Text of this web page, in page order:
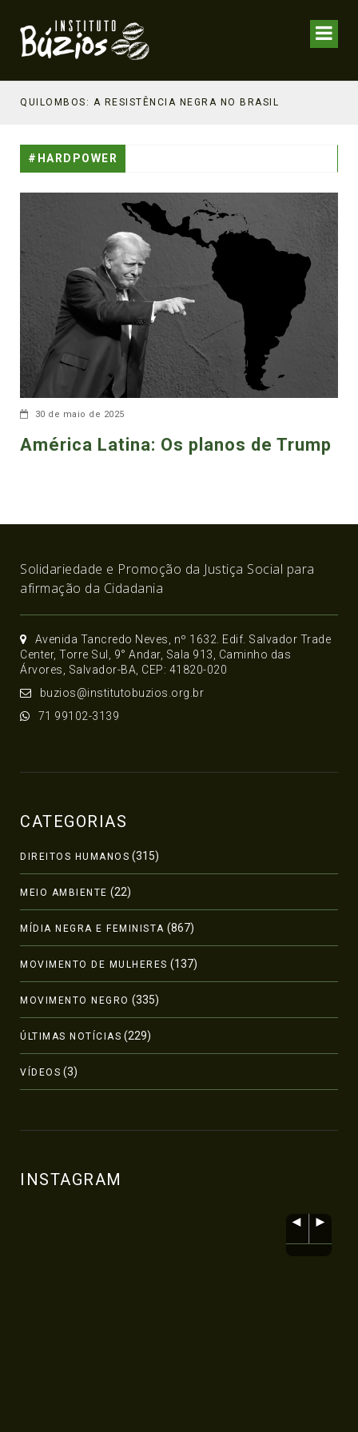
QUILOMBOS: A RESISTÊNCIA NEGRA NO BRASIL
#HARDPOWER
30 de maio de 2025
América Latina: Os planos de Trump
Solidariedade e Promoção da Justiça Social para
afirmação da Cidadania
Avenida Tancredo Neves, nº 1632. Edif. Salvador Trade
Center, Torre Sul, 9° Andar, Sala 913, Caminho das
Árvores, Salvador-BA, CEP: 41820-020
buzios@institutobuzios.org.br
71 99102-3139
CATEGORIAS
DIREITOS HUMANOS (315)
MEIO AMBIENTE (22)
MÍDIA NEGRA E FEMINISTA (867)
MOVIMENTO DE MULHERES (137)
MOVIMENTO NEGRO (335)
ÚLTIMAS NOTÍCIAS (229)
VÍDEOS (3)
INSTAGRAM